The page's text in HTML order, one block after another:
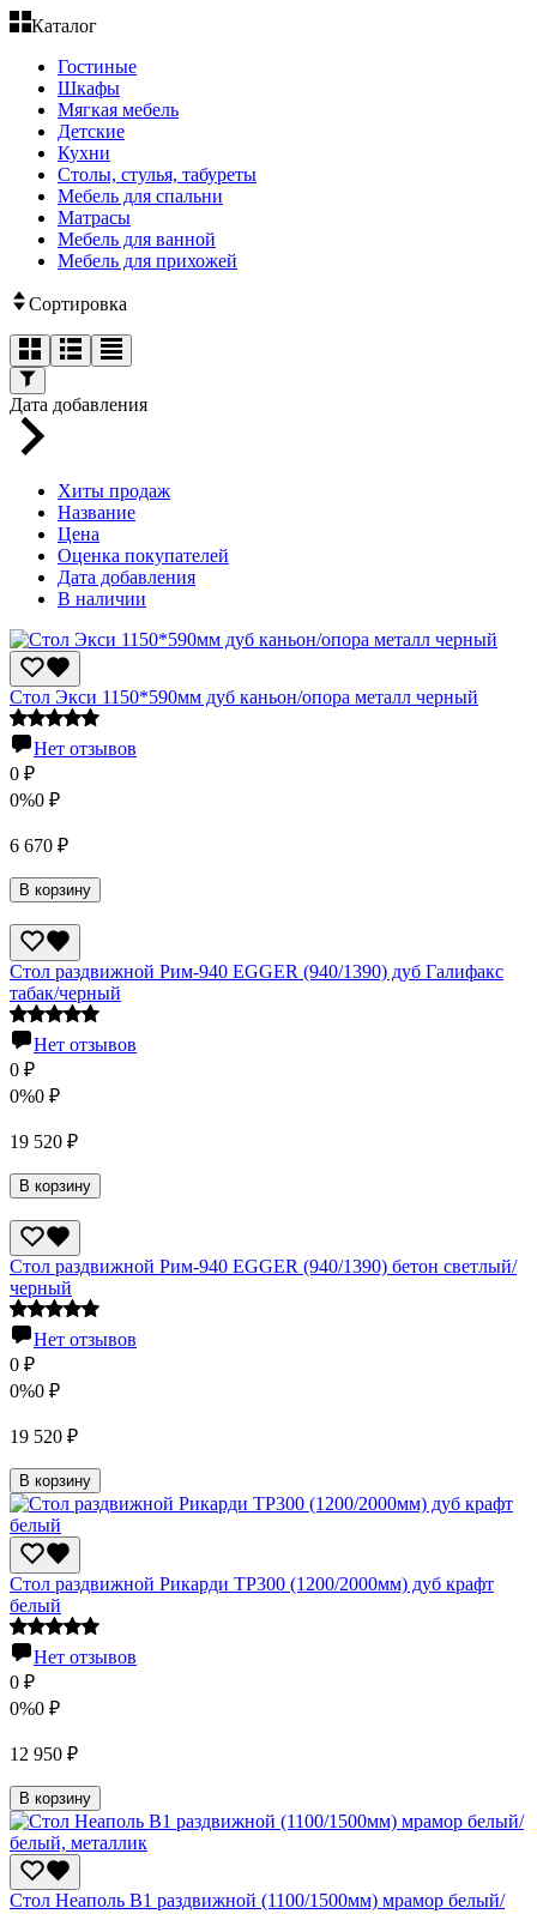
Каталог
Гостиные
Шкафы
Мягкая мебель
Детские
Кухни
Столы, стулья, табуреты
Мебель для спальни
Матрасы
Мебель для ванной
Мебель для прихожей
Сортировка
Дата добавления
Хиты продаж
Название
Цена
Оценка покупателей
Дата добавления
В наличии
Стол Экси 1150*590мм дуб каньон/опора металл черный
Нет отзывов
0 ₽
0%0 ₽
6 670 ₽
В корзину
Стол раздвижной Рим-940 EGGER (940/1390) дуб Галифакс
табак/черный
Нет отзывов
0 ₽
0%0 ₽
19 520 ₽
В корзину
Стол раздвижной Рим-940 EGGER (940/1390) бетон светлый/
черный
Нет отзывов
0 ₽
0%0 ₽
19 520 ₽
В корзину
Стол раздвижной Рикарди ТР300 (1200/2000мм) дуб крафт
белый
Нет отзывов
0 ₽
0%0 ₽
12 950 ₽
В корзину
Стол Неаполь В1 раздвижной (1100/1500мм) мрамор белый/